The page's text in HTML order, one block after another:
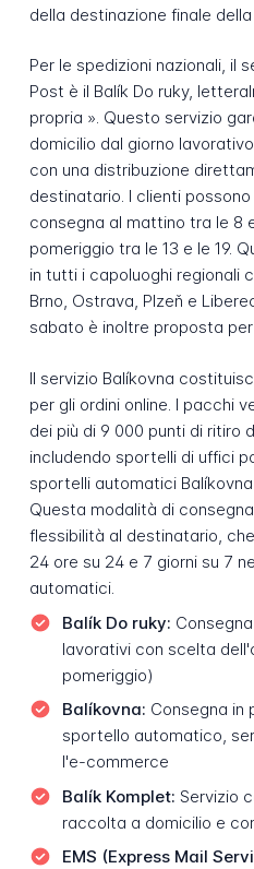
della destinazione finale della
Per le spedizioni nazionali, il
Post è il Balík Do ruky,
propria ». Questo servizio
domicilio dal giorno
con una distribuzione
destinatario. I clienti
consegna al mattino tra le 8
pomeriggio tra le 13 e le 19.
in tutti i capoluoghi regionali
Brno, Ostrava, Plzeň e
sabato è inoltre proposta
Il servizio Balíkovna
per gli ordini online. I pacchi
dei più di 9 000 punti di ritiro
includendo sportelli di uffici
sportelli automatici Balíkovna
Questa modalità di
flessibilità al destinatario,
24 ore su 24 e 7 giorni su 7
automatici.
Balík Do ruky:
lavorativi con scelta
pomeriggio)
Balíkovna: Consegna in
sportello automatico,
l'e-commerce
Balík Komplet: Servizio
raccolta a domicilio e
EMS (Express Mail